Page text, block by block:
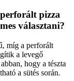
pizza
választani?
míg a perforált
a levegő
hogy a tészta
a sütés során.